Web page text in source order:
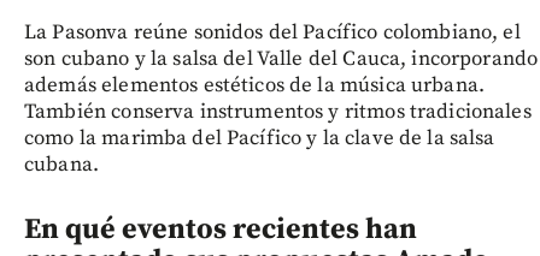
La Pasonva reúne sonidos del Pacífico colombiano, el
son cubano y la salsa del Valle del Cauca, incorporando
además elementos estéticos de la música urbana.
También conserva instrumentos y ritmos tradicionales
como la marimba del Pacífico y la clave de la salsa
cubana.
En qué eventos recientes han